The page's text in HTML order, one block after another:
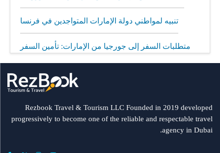
تنبيه لمواطني دولة الإمارات المتواجدين في فرنسا
متطلبات السفر إلى جورجيا من الإمارات: تأمين السفر
إلزامي
مطار الشارقة يطلق رحلات مباشرة إلى ميونيخ عبر
Rezbook Travel & Tourism LLC Founded in 2019 developed
progressively to become one of the reliable and respectable travel
agency in Dubai.